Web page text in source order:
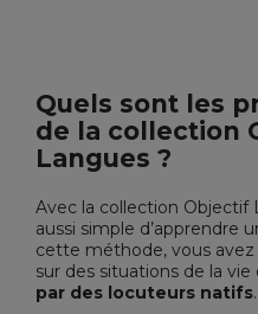
Quels sont les
de la collection
Langues ?
Avec la collection Objectif
aussi simple d’apprendre
cette méthode, vous avez
sur des situations de la
par des locuteurs natifs.